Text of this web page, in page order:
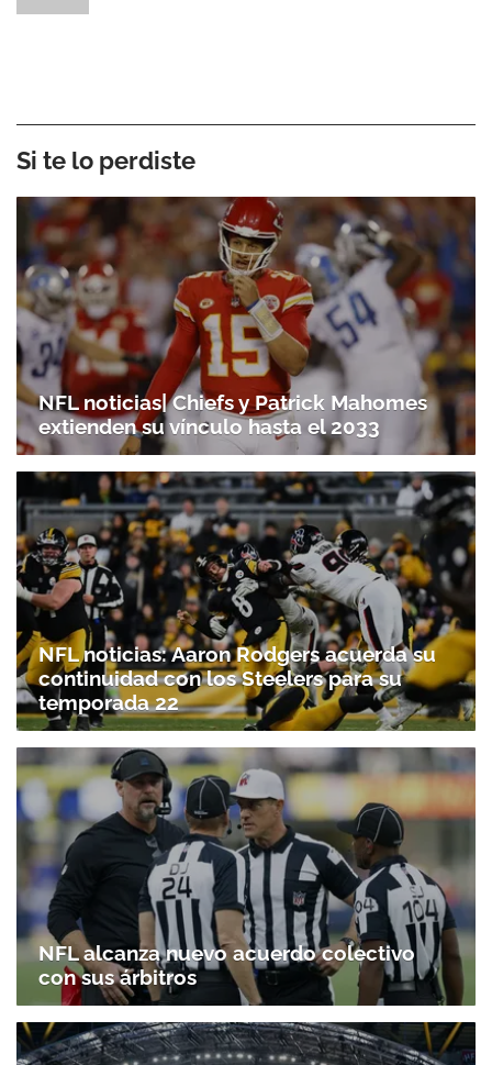
Si te lo perdiste
NFL noticias| Chiefs y Patrick Mahomes
extienden su vínculo hasta el 2033
NFL noticias: Aaron Rodgers acuerda su
continuidad con los Steelers para su
temporada 22
NFL alcanza nuevo acuerdo colectivo
con sus árbitros